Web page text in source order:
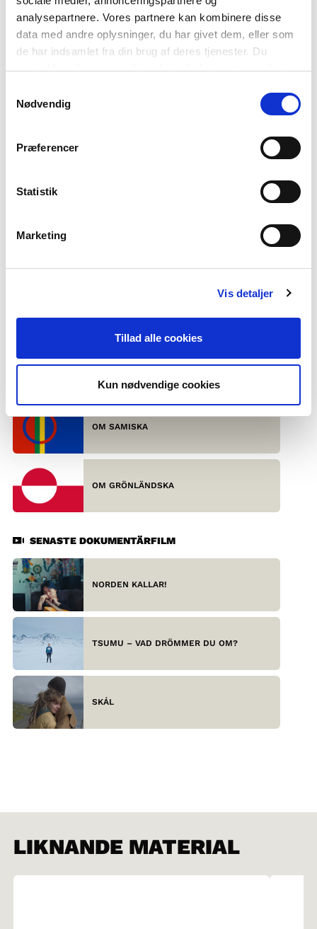
analysepartnere. Vores partnere kan kombinere disse
data med andre oplysninger, du har givet dem, eller som
de har indsamlet fra din brug af deres tjenester. Du
samtykker til vores cookies, hvis du fortsætter med at
Nødvendig
Præferencer
Statistik
Marketing
Vis detaljer
Tillad alle cookies
Kun nødvendige cookies
Exportord: slalom, fjord och quisling
DE SKANDINAVISKA SPRÅKEN – UTIFRÅN
OM SAMISKA
OM GRÖNLÄNDSKA
SENASTE DOKUMENTÄRFILM
NORDEN KALLAR!
TSUMU – VAD DRÖMMER DU OM?
SKÁL
LIKNANDE MATERIAL